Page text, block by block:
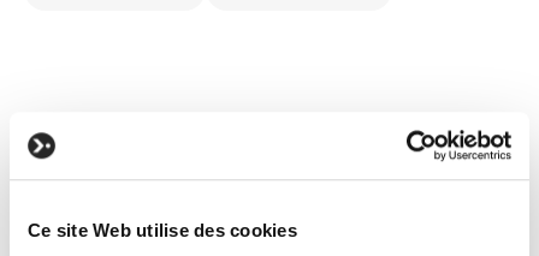
Ce site Web utilise des cookies